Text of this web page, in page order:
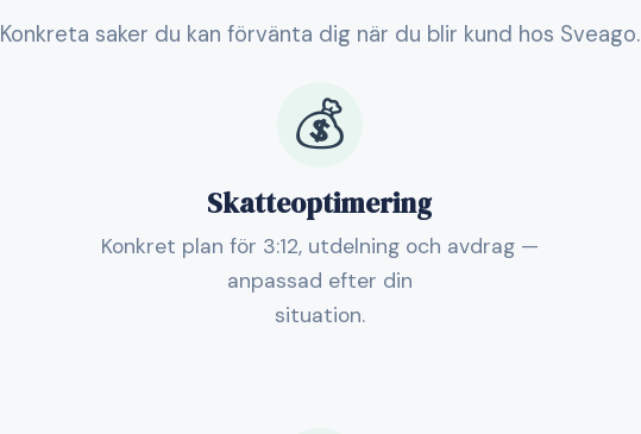
Konkreta saker du kan förvänta dig när du blir kund hos Sveago.
💰
Skatteoptimering
Konkret plan för 3:12, utdelning och avdrag —
anpassad efter din
situation.